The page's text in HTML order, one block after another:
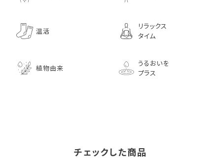
温活
リラックス
タイム
植物由来
うるおいを
プラス
チェックした商品